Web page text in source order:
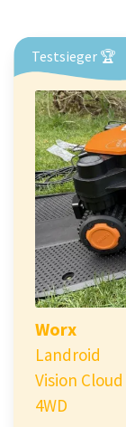
Testsieger 🏆
Worx
Landroid
Vision Cloud
4WD